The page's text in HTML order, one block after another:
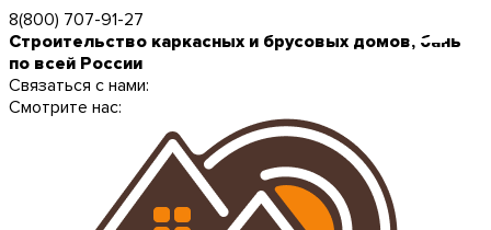
8(800) 707-91-27
Строительство каркасных и брусовых домов, бань
по всей России
Связаться с нами:
Смотрите нас: